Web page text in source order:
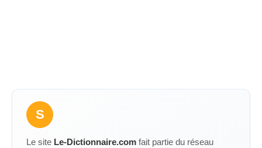
S
Le site Le-Dictionnaire.com fait partie du réseau